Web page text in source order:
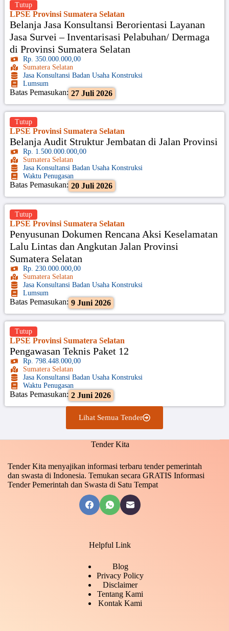
LPSE Provinsi Sumatera Selatan
Belanja Jasa Konsultansi Berorientasi Layanan
Jasa Survei – Inventarisasi Pelabuhan/ Dermaga
di Provinsi Sumatera Selatan
Rp. 350.000.000,00
Sumatera Selatan
Jasa Konsultansi Badan Usaha Konstruksi
Lumsum
Batas Pemasukan: 27 Juli 2026
Tutup
LPSE Provinsi Sumatera Selatan
Belanja Audit Struktur Jembatan di Jalan Provinsi
Rp. 1.500.000.000,00
Sumatera Selatan
Jasa Konsultansi Badan Usaha Konstruksi
Waktu Penugasan
Batas Pemasukan: 20 Juli 2026
Tutup
LPSE Provinsi Sumatera Selatan
Penyusunan Dokumen Rencana Aksi Keselamatan
Lalu Lintas dan Angkutan Jalan Provinsi
Sumatera Selatan
Rp. 230.000.000,00
Sumatera Selatan
Jasa Konsultansi Badan Usaha Konstruksi
Lumsum
Batas Pemasukan: 9 Juni 2026
Tutup
LPSE Provinsi Sumatera Selatan
Pengawasan Teknis Paket 12
Rp. 798.448.000,00
Sumatera Selatan
Jasa Konsultansi Badan Usaha Konstruksi
Waktu Penugasan
Batas Pemasukan: 2 Juni 2026
Tutup
Lihat Semua Tender
Tender Kita
Tender Kita menyajikan informasi terbaru tender pemerintah
dan swasta di Indonesia. Temukan secara GRATIS Informasi
Tender Pemerintah dan Swasta di Satu Tempat
Helpful Link
Blog
Privacy Policy
Disclaimer
Tentang Kami
Kontak Kami